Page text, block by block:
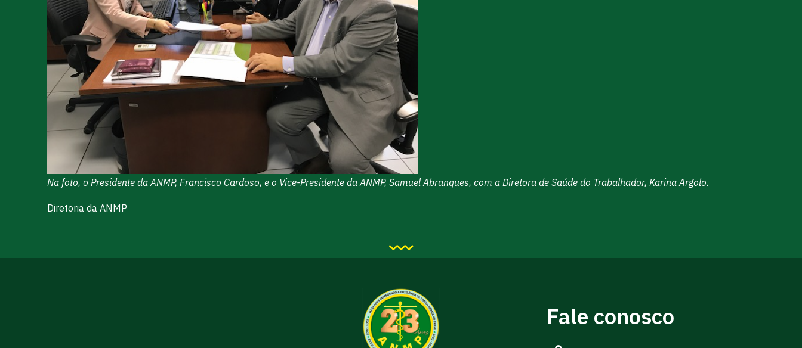
Na foto, o Presidente da ANMP, Francisco Cardoso, e o Vice-Presidente da ANMP, Samuel Abranques, com a Diretora de Saúde do Trabalhador, Karina Argolo.
Diretoria da ANMP
Fale conosco